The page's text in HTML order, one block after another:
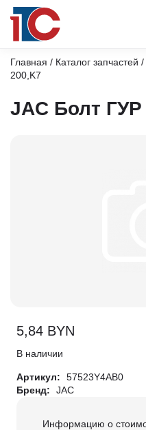
Главная / Каталог запчастей /
200,K7
JAC Болт ГУР
5,84 BYN
В наличии
Артикул:
57523Y4AB0
Бренд:
JAC
Информацию о